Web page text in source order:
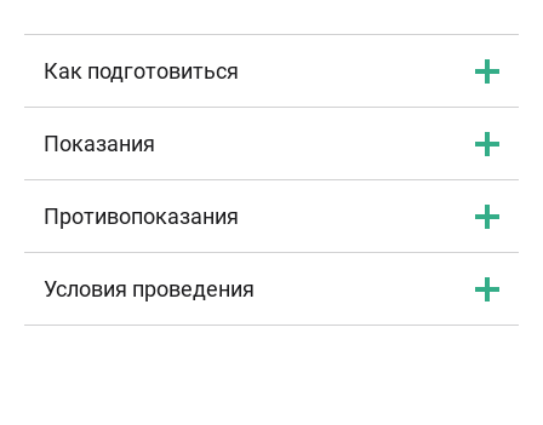
Как подготовиться
Показания
Противопоказания
Условия проведения